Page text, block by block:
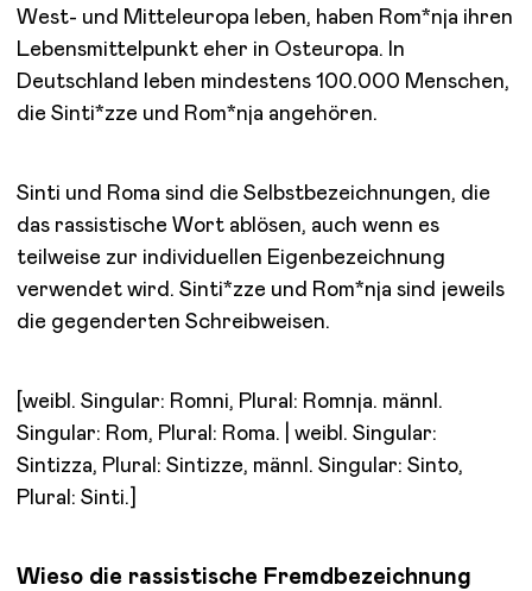
West- und Mitteleuropa leben, haben Rom*nja ihren
Lebensmittelpunkt eher in Osteuropa. In
Deutschland leben mindestens 100.000 Menschen,
die Sinti*zze und Rom*nja angehören.
Sinti und Roma sind die Selbstbezeichnungen, die
das rassistische Wort ablösen, auch wenn es
teilweise zur individuellen Eigenbezeichnung
verwendet wird. Sinti*zze und Rom*nja sind jeweils
die gegenderten Schreibweisen.
[weibl. Singular: Romni, Plural: Romnja. männl.
Singular: Rom, Plural: Roma. | weibl. Singular:
Sintizza, Plural: Sintizze, männl. Singular: Sinto,
Plural: Sinti.]
Wieso die rassistische Fremdbezeichnung